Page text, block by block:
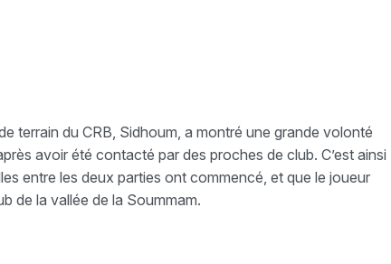
terrain du CRB, Sidhoum, a montré une grande volonté
avoir été contacté par des proches de club. C’est ainsi
entre les deux parties ont commencé, et que le joueur
de la vallée de la Soummam.